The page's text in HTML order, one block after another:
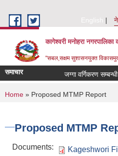
English
कागेश्वरी मनोहरा नगरपालिका
"सबल,सक्षम सुशासनयुक्त
समाचार जग्गा वर्गिकरण सम्बन्धी
You are here
Home » Proposed MTMP Report
Proposed MTMP
Documents: Kageshwori